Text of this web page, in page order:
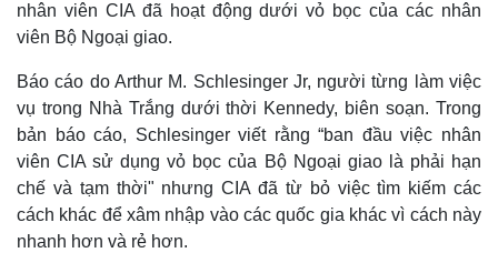
Hậu trường
nhân viên CIA đã hoạt động dưới vỏ bọc của các nhân
viên Bộ Ngoại giao.
Báo cáo do Arthur M. Schlesinger Jr, người từng làm việc
vụ trong Nhà Trắng dưới thời Kennedy, biên soạn. Trong
bản báo cáo, Schlesinger viết rằng “ban đầu việc nhân
viên CIA sử dụng vỏ bọc của Bộ Ngoại giao là phải hạn
chế và tạm thời" nhưng CIA đã từ bỏ việc tìm kiếm các
cách khác để xâm nhập vào các quốc gia khác vì cách này
nhanh hơn và rẻ hơn.